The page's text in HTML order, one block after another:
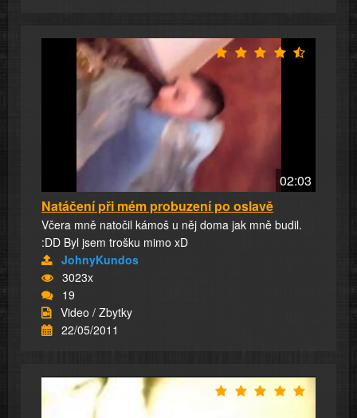
02:03
Natáčení při mém probuzení po oslavě
Včera mně natočil kámoš u něj doma jak mně budil.
:DD Byl jsem trošku mimo xD
JohnyKundos
3023x
19
Video / Zbytky
22/05/2011